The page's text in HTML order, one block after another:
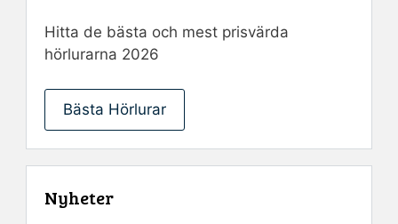
Hitta de bästa och mest prisvärda
hörlurarna 2026
Bästa Hörlurar
Nyheter